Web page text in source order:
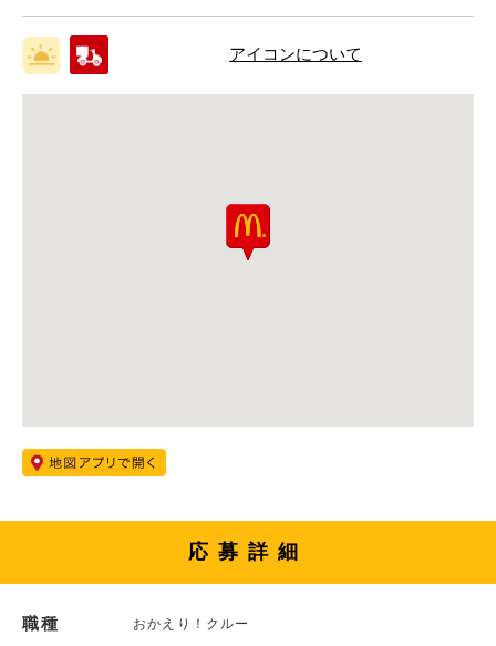
アイコンについて
応募詳細
職種 おかえり！クルー